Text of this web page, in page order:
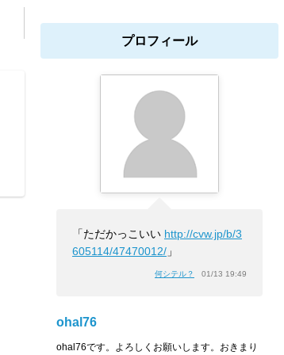
プロフィール
「ただかっこいい http://cvw.jp/b/3
605114/47470012/ 」
何シテル？ 01/13 19:49
ohal76
ohal76です。よろしくお願いします。おきまり